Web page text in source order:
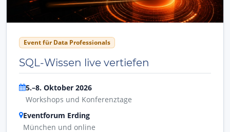
Event für Data Professionals
SQL-Wissen live vertiefen
5.–8. Oktober 2026
Workshops und Konferenztage
Eventforum Erding
München und online